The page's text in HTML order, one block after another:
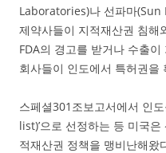
Laboratories)나 선파마(Sun
제약사들이 지적재산권 침해
FDA의 경고를 받거나 수출
회사들이 인도에서 특허권을
스페셜301조보고서에서 인
list)’으로 선정하는 등 미국
적재산권 정책을 맹비난해왔